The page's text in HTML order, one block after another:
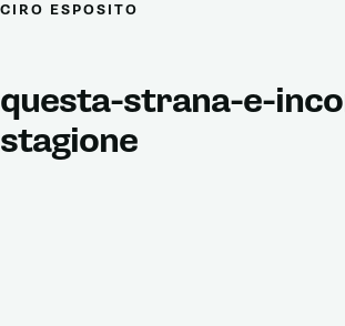
CIRO ESPOSITO
questa-strana-e-
stagione